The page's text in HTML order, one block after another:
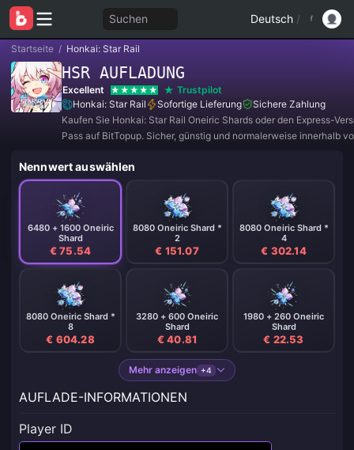
Suchen Deutsch /
Startseite / Honkai: Star Rail
HSR AUFLADUNG
Excellent
Trustpilot
Honkai: Star Rail
Sofortige Lieferung
Sichere Zahlung
Kaufen Sie Honkai: Star Rail Oneiric Shards oder den Express-
Pass auf BitTopup. Sicher, günstig und normalerweise innerhalb
Nennwert auswählen
6480 + 1600 Oneiric
Shard
€ 75.54
8080 Oneiric Shard *
2
€ 151.07
8080 Oneiric Shard *
4
€ 302.14
8080 Oneiric Shard *
8
€ 604.28
3280 + 600 Oneiric
Shard
€ 40.81
1980 + 260 Oneiric
Shard
€ 22.53
Mehr anzeigen +4
AUFLADE-INFORMATIONEN
Player ID